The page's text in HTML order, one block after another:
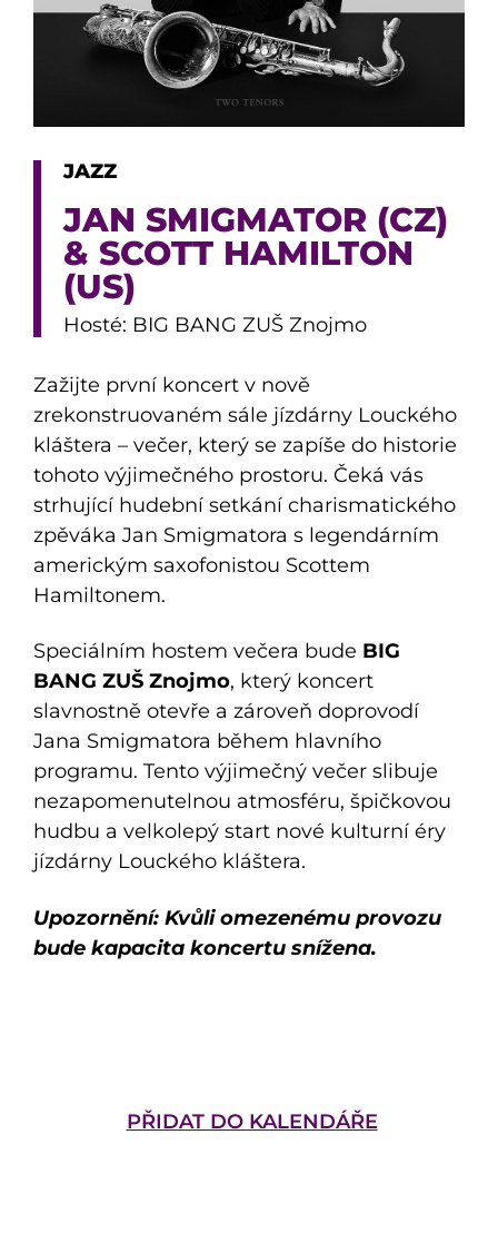
JAZZ
JAN SMIGMATOR (CZ)
& SCOTT HAMILTON
(US)
Hosté: BIG BANG ZUŠ Znojmo
Zažijte první koncert v nově
zrekonstruovaném sále jízdárny Louckého
kláštera – večer, který se zapíše do historie
tohoto výjimečného prostoru. Čeká vás
strhující hudební setkání charismatického
zpěváka Jan Smigmatora s legendárním
americkým saxofonistou Scottem
Hamiltonem.
Speciálním hostem večera bude BIG
BANG ZUŠ Znojmo, který koncert
slavnostně otevře a zároveň doprovodí
Jana Smigmatora během hlavního
programu. Tento výjimečný večer slibuje
nezapomenutelnou atmosféru, špičkovou
hudbu a velkolepý start nové kulturní éry
jízdárny Louckého kláštera.
Upozornění: Kvůli omezenému provozu
bude kapacita koncertu snížena.
PŘIDAT DO KALENDÁŘE